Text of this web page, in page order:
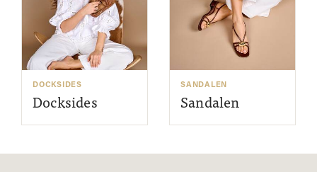
DOCKSIDES
Docksides
SANDALEN
Sandalen